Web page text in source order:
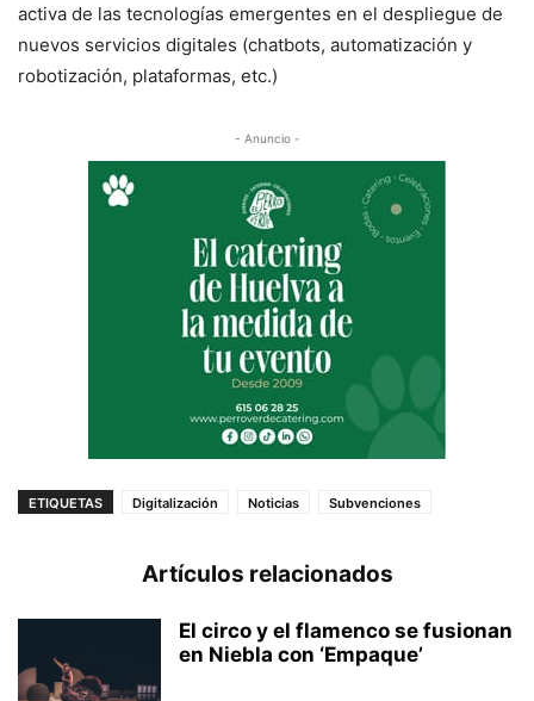
activa de las tecnologías emergentes en el despliegue de
nuevos servicios digitales (chatbots, automatización y
robotización, plataformas, etc.)
- Anuncio -
ETIQUETAS Digitalización Noticias Subvenciones
Artículos relacionados
El circo y el flamenco se fusionan
en Niebla con ‘Empaque’